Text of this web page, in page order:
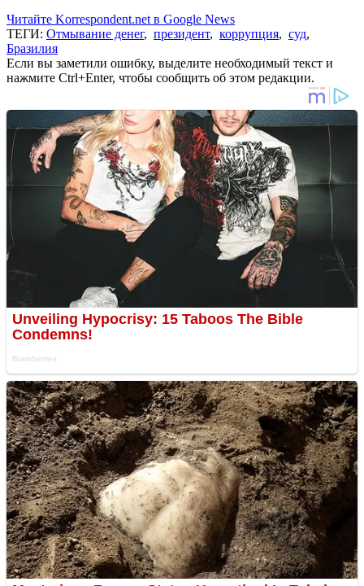
Читайте Korrespondent.net в Google News
ТЕГИ: Отмывание денег, президент, коррупция, суд,
Бразилия
Если вы заметили ошибку, выделите необходимый текст и
нажмите Ctrl+Enter, чтобы сообщить об этом редакции.